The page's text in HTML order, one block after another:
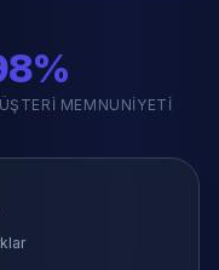
MEMNUNIYETI